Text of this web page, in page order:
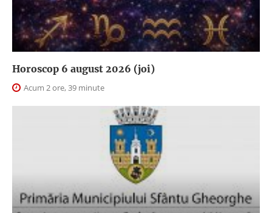
Horoscop 6 august 2026 (joi)
Acum 2 ore, 39 minute